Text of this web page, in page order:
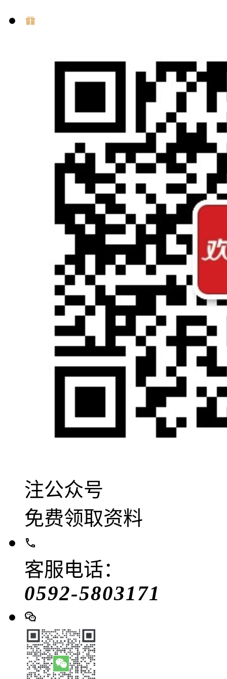
注公众号
免费领取资料
客服电话：
0592-5803171